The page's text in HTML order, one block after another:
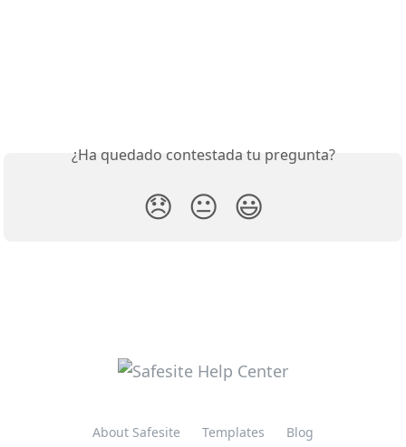
¿Ha quedado contestada tu pregunta?
😞 😐 😃
About Safesite Templates Blog